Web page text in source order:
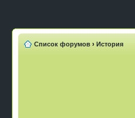
Список форумов › История